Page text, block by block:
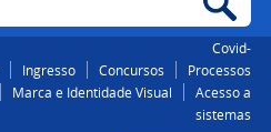
Covid-
Ingresso Concursos
Processos
Marca e Identidade Visual
Acesso a
sistemas